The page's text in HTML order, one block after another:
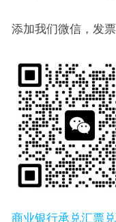
添加我们微信，发
商业银行承兑汇票